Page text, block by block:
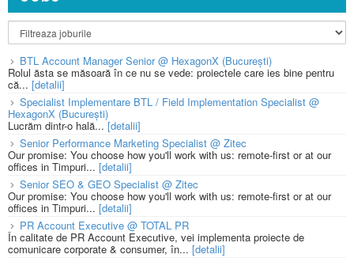
BTL Account Manager Senior @ HexagonX (București)
Rolul ăsta se măsoară în ce nu se vede: proiectele care ies bine pentru
că... [detalii]
Specialist Implementare BTL / Field Implementation Specialist @
HexagonX (București)
Lucrăm dintr-o hală...[detalii]
Senior Performance Marketing Specialist @ Zitec
Our promise: You choose how you'll work with us: remote-first or at our
offices in Timpuri... [detalii]
Senior SEO & GEO Specialist @ Zitec
Our promise: You choose how you'll work with us: remote-first or at our
offices in Timpuri... [detalii]
PR Account Executive @ TOTAL PR
În calitate de PR Account Executive, vei implementa proiecte de
comunicare corporate & consumer, în... [detalii]